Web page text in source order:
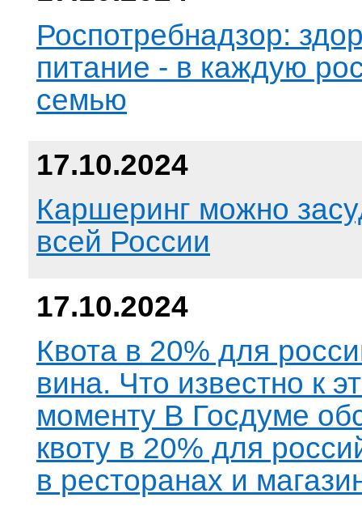
Роспотребнадзор:
питание - в каждую
семью
17.10.2024
Каршеринг можно
всей России
17.10.2024
Квота в 20% для
вина. Что известно к
моменту В Госдуме
квоту в 20% для
в ресторанах и